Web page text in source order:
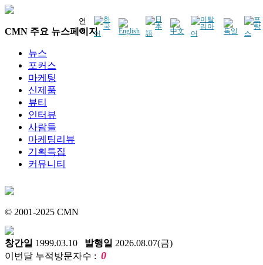
언
어
CMN 주요 뉴스페이지
뉴스
포커스
마케팅
신제품
뷰티
인터뷰
사람들
마케팅리뷰
기획특집
커뮤니티
© 2001-2025 CMN
창간일 1999.03.10 발행일 2026.08.07(금)
이번달 누적방문자수 : 0